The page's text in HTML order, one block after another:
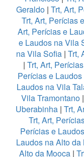
Geraldo | Trt, Art,
Trt, Art, Perícias
Art, Perícias e
e Laudos na Vila
na Vila Sofia| Trt,
| Trt, Art,
Perícias e
Laudos na Vila
Vila Tramontano|
Uberabinha| Trt,
Trt, Art,
Perícias e
Laudos na Alto da
Alto da Mooca |